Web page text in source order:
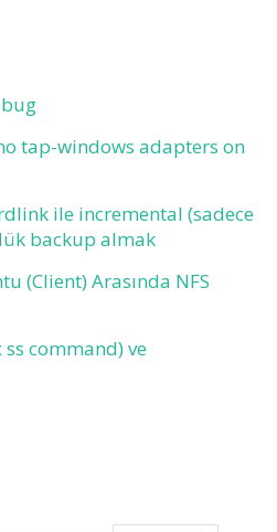
tap-windows adapters on
ile incremental (sadece
backup almak
(Client) Arasında NFS
command) ve